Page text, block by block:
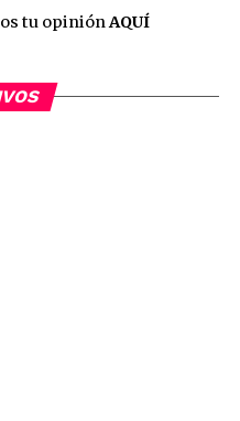
tu opiniónAQUÍ